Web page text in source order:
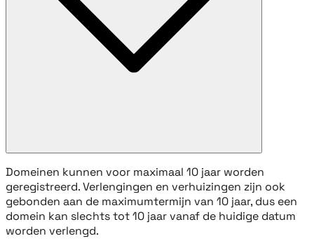
Domeinen kunnen voor maximaal 10 jaar worden
geregistreerd. Verlengingen en verhuizingen zijn ook
gebonden aan de maximumtermijn van 10 jaar, dus een
domein kan slechts tot 10 jaar vanaf de huidige datum
worden verlengd.